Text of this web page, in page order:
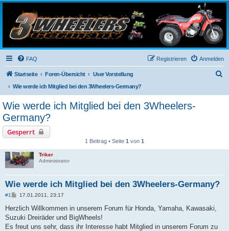
3-Wheelers Germany
Honda, Yamaha, Kawasaki Trike
FAQ Anmelden
Registrieren
Startseite Foren-Übersicht
User Vorstellung
Wie werde ich Mitglied bei den 3Wheelers-Germany?
Wie werde ich Mitglied bei den 3Wheelers-
Germany?
Gesperrt
1 Beitrag • Seite 1 von 1
Triker
Administrator
Wie werde ich Mitglied bei den 3Wheelers-Germany?
#1
B
i
r
a
17.01.2011, 23:17
Herzlich Willkommen in unserem Forum für Honda, Yamaha, Kawasaki,
Suzuki Dreiräder und BigWheels!
Es freut uns sehr, dass ihr Interesse habt Mitglied in unserem Forum zu